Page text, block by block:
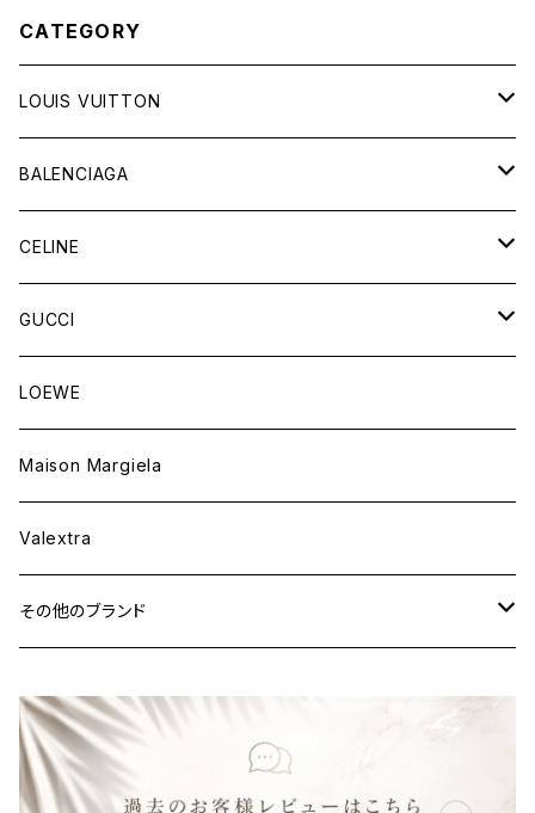
CATEGORY
LOUIS VUITTON
バッグ
財布&小物
ウェア
BALENCIAGA
バッグ
財布&小物
ウェア
CELINE
バッグ
財布&小物
ウェア
GUCCI
バッグ
財布&小物
ウェア
LOEWE
Maison Margiela
Valextra
その他のブランド
財布&小物